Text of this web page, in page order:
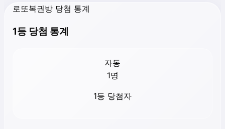
로또복권방 당첨 통계
1등 당첨 통계
자동
1명
1등 당첨자